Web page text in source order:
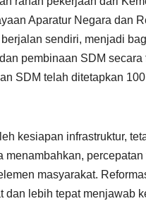
Aparatur Negara dan
sendiri, menjadi
pembinaan SDM
SDM telah ditetapkan
kesiapan infrastruktur,
masyarakat.
lebih tepat menjawab